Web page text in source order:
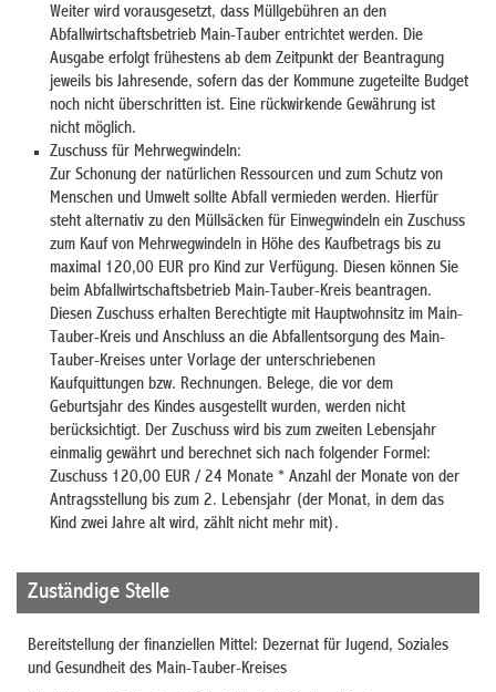
Weiter wird vorausgesetzt, dass Müllgebühren an den
Abfallwirtschaftsbetrieb Main-Tauber entrichtet werden. Die
Ausgabe erfolgt frühestens ab dem Zeitpunkt der Beantragung
jeweils bis Jahresende, sofern das der Kommune zugeteilte Budget
noch nicht überschritten ist. Eine rückwirkende Gewährung ist
nicht möglich.
Zuschuss für Mehrwegwindeln:
Zur Schonung der natürlichen Ressourcen und zum Schutz von
Menschen und Umwelt sollte Abfall vermieden werden. Hierfür
steht alternativ zu den Müllsäcken für Einwegwindeln ein Zuschuss
zum Kauf von Mehrwegwindeln in Höhe des Kaufbetrags bis zu
maximal 120,00 EUR pro Kind zur Verfügung. Diesen können Sie
beim Abfallwirtschaftsbetrieb Main-Tauber-Kreis beantragen.
Diesen Zuschuss erhalten Berechtigte mit Hauptwohnsitz im Main-
Tauber-Kreis und Anschluss an die Abfallentsorgung des Main-
Tauber-Kreises unter Vorlage der unterschriebenen
Kaufquittungen bzw. Rechnungen. Belege, die vor dem
Geburtsjahr des Kindes ausgestellt wurden, werden nicht
berücksichtigt. Der Zuschuss wird bis zum zweiten Lebensjahr
einmalig gewährt und berechnet sich nach folgender Formel:
Zuschuss 120,00 EUR / 24 Monate * Anzahl der Monate von der
Antragsstellung bis zum 2. Lebensjahr (der Monat, in dem das
Kind zwei Jahre alt wird, zählt nicht mehr mit).
Zuständige Stelle
Bereitstellung der finanziellen Mittel: Dezernat für Jugend, Soziales
und Gesundheit des Main-Tauber-Kreises